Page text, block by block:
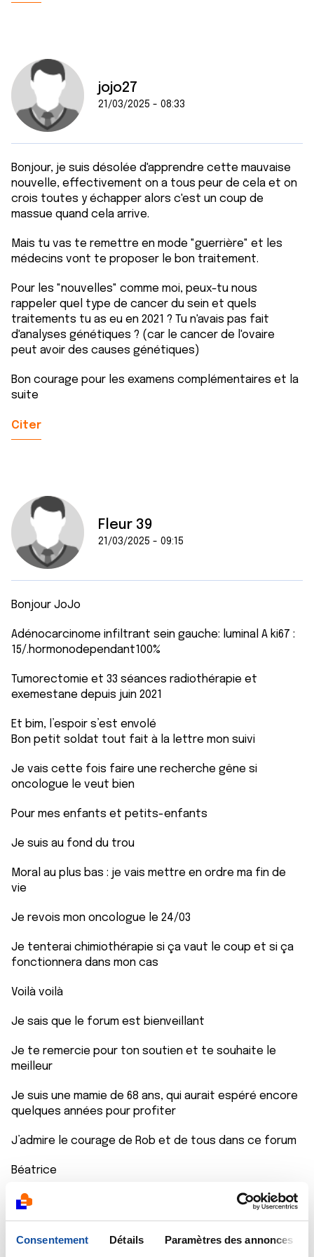
Consentement Détails Paramètres des annonces
jojo27
21/03/2025 - 08:33
Bonjour, je suis désolée d'apprendre cette mauvaise
nouvelle, effectivement on a tous peur de cela et on
crois toutes y échapper alors c'est un coup de
massue quand cela arrive.
Mais tu vas te remettre en mode "guerrière" et les
médecins vont te proposer le bon traitement.
Pour les "nouvelles" comme moi, peux-tu nous
rappeler quel type de cancer du sein et quels
traitements tu as eu en 2021 ? Tu n'avais pas fait
d'analyses génétiques ? (car le cancer de l'ovaire
peut avoir des causes génétiques)
Bon courage pour les examens complémentaires et la
suite
Citer
Fleur 39
21/03/2025 - 09:15
Bonjour JoJo
Adénocarcinome infiltrant sein gauche: luminal A ki67 :
15/.hormonodependant100%
Tumorectomie et 33 séances radiothérapie et
exemestane depuis juin 2021
Et bim, l’espoir s’est envolé
Bon petit soldat tout fait à la lettre mon suivi
Je vais cette fois faire une recherche gêne si
oncologue le veut bien
Pour mes enfants et petits-enfants
Je suis au fond du trou
Moral au plus bas : je vais mettre en ordre ma fin de
vie
Je revois mon oncologue le 24/03
Je tenterai chimiothérapie si ça vaut le coup et si ça
fonctionnera dans mon cas
Voilà voilà
Je sais que le forum est bienveillant
Je te remercie pour ton soutien et te souhaite le
meilleur
Je suis une mamie de 68 ans, qui aurait espéré encore
quelques années pour profiter
J’admire le courage de Rob et de tous dans ce forum
Béatrice